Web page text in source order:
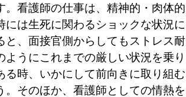
看護師の仕事は、精神的・肉体的
は生死に関わるショックな状況に
、面接官側からしてもストレス耐
うにこれまでの厳しい状況を乗り
時、いかにして前向きに取り組む
そのほか、看護師としての情熱を